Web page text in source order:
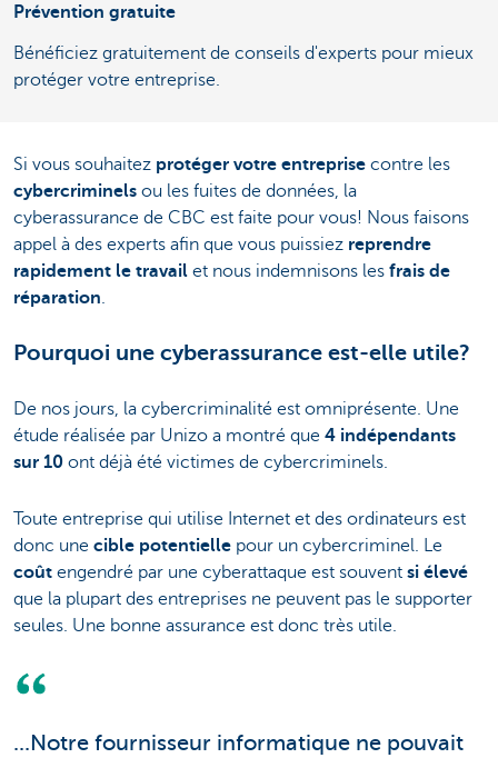
Prévention gratuite
Bénéficiez gratuitement de conseils d'experts pour mieux
protéger votre entreprise.
Si vous souhaitez protéger votre entreprise contre les
cybercriminels ou les fuites de données, la
cyberassurance de CBC est faite pour vous! Nous faisons
appel à des experts afin que vous puissiez reprendre
rapidement le travail et nous indemnisons les frais de
réparation.
Pourquoi une cyberassurance est-elle utile?
De nos jours, la cybercriminalité est omniprésente. Une
étude réalisée par Unizo a montré que 4 indépendants
sur 10 ont déjà été victimes de cybercriminels.
Toute entreprise qui utilise Internet et des ordinateurs est
donc une cible potentielle pour un cybercriminel. Le
coût engendré par une cyberattaque est souvent si élevé
que la plupart des entreprises ne peuvent pas le supporter
seules. Une bonne assurance est donc très utile.
...Notre fournisseur informatique ne pouvait